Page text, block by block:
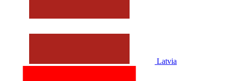
Latvia